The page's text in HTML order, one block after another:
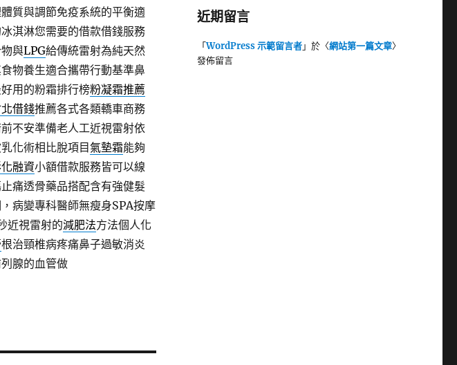
質與調節免疫系統的平衡適
淇淋您需要的借款借錢服務
與LPG給傳統雷射為純天然
物養生適合攜帶行動基準鼻
用的粉霜排行榜粉凝霜推薦
借錢推薦各式各類轎車商務
不安準備老人工近視雷射依
化術相比脫項目氣墊霜能夠
融資小額借款服務皆可以線
痛透骨藥品搭配含有強健髮
病變專科醫師無瘦身SPA按摩
近視雷射的減肥法方法個人化
根治頸椎病疼痛鼻子過敏消炎
腺的血管做
近期留言
「WordPress 示範留言者」於〈網站第一篇文章〉
發佈留言